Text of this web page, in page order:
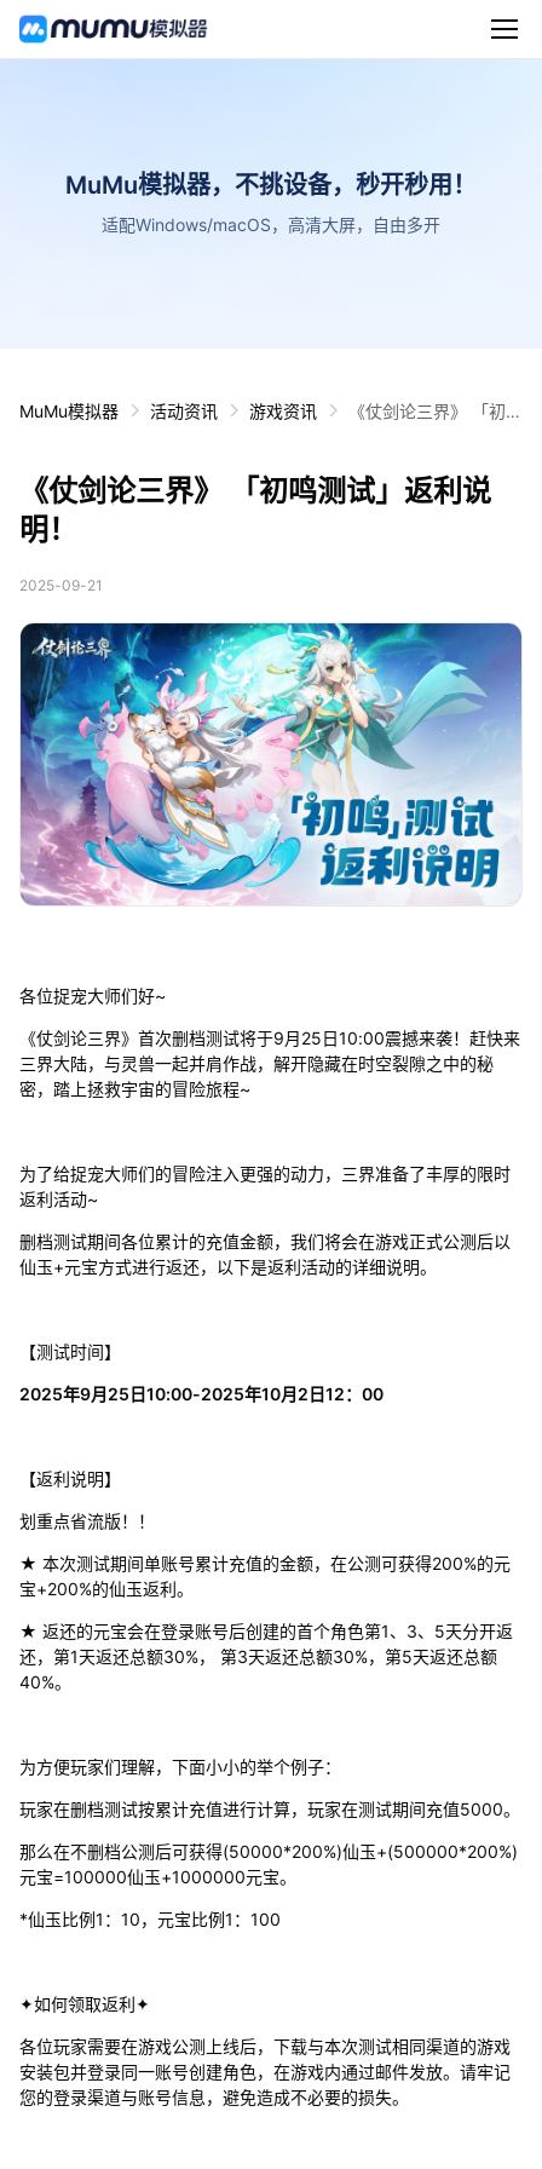
MuMu模拟器，不挑设备，秒开秒用！
适配Windows/macOS，高清大屏，自由多开
MuMu模拟器 活动资讯 游戏资讯
《仗剑论三界》 「初鸣
《仗剑论三界》 「初鸣测试」返利说
明！
2025-09-21
各位捉宠大师们好~
《仗剑论三界》首次删档测试将于9月25日10:00震撼来袭！赶快来
三界大陆，与灵兽一起并肩作战，解开隐藏在时空裂隙之中的秘
密，踏上拯救宇宙的冒险旅程~
为了给捉宠大师们的冒险注入更强的动力，三界准备了丰厚的限时
返利活动~
删档测试期间各位累计的充值金额，我们将会在游戏正式公测后以
仙玉+元宝方式进行返还，以下是返利活动的详细说明。
【测试时间】
2025年9月25日10:00-2025年10月2日12：00
【返利说明】
划重点省流版！！
★ 本次测试期间单账号累计充值的金额，在公测可获得200%的元
宝+200%的仙玉返利。
★ 返还的元宝会在登录账号后创建的首个角色第1、3、5天分开返
还，第1天返还总额30%， 第3天返还总额30%，第5天返还总额
40%。
为方便玩家们理解，下面小小的举个例子：
玩家在删档测试按累计充值进行计算，玩家在测试期间充值5000。
那么在不删档公测后可获得(50000*200%)仙玉+(500000*200%)
元宝=100000仙玉+1000000元宝。
*仙玉比例1：10，元宝比例1：100
✦如何领取返利✦
各位玩家需要在游戏公测上线后，下载与本次测试相同渠道的游戏
安装包并登录同一账号创建角色，在游戏内通过邮件发放。请牢记
您的登录渠道与账号信息，避免造成不必要的损失。